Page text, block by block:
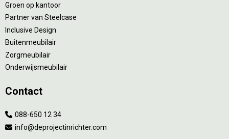
Groen op kantoor
Partner van Steelcase
Inclusive Design
Buitenmeubilair
Zorgmeubilair
Onderwijsmeubilair
Contact
088-650 12 34
info@deprojectinrichter.com